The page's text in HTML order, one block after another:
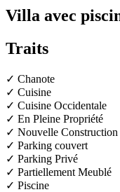
Villa avec
Traits
✓ Chanote
✓ Cuisine
✓ Cuisine Occidentale
✓ En Pleine Propriété
✓ Nouvelle Construction
✓ Parking couvert
✓ Parking Privé
✓ Partiellement Meublé
✓ Piscine